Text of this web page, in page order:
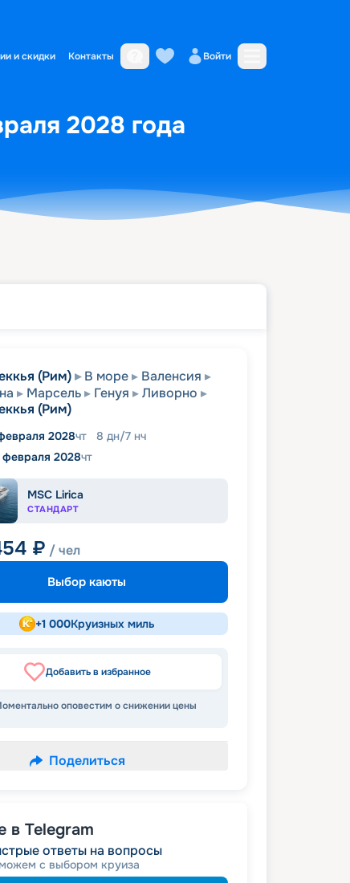
и скидки Контакты Войти
2028 года
(Рим) В море
Валенсия
Марсель Генуя
Ливорно
(Рим)
2028чт 8 дн/7 нч
2028чт
MSC Lirica
СТАНДАРТ
₽ / чел
Выбор каюты
+1 000Круизных миль
Добавить в избранное
оповестим о снижении цены
Поделиться
в Telegram
ответы на вопросы
с выбором круиза